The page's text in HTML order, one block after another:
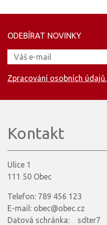
ODEBÍRAT NOVINKY
Zpracování osobních údajů.
Kontakt
Ulice 1
111 50 Obec
Telefon: 789 456 123
E-mail: obec@obec.cz
Datová schránka: sdter7